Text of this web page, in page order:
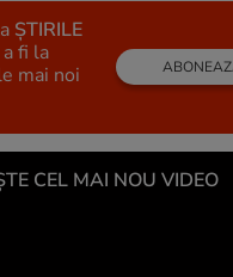
ȘTIRILE
fi la
mai noi
CEL MAI NOU VIDEO